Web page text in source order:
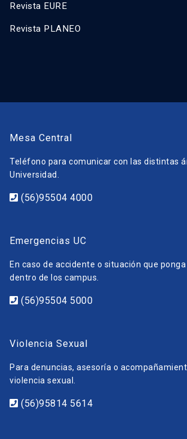
Revista EURE
Revista PLANEO
Mesa Central
Teléfono para comunicar con las distintas
Universidad.
(56)95504 4000
Emergencias UC
En caso de accidente o situación que
dentro de los campus.
(56)95504 5000
Violencia Sexual
Para denuncias, asesoría o
violencia sexual.
(56)95814 5614